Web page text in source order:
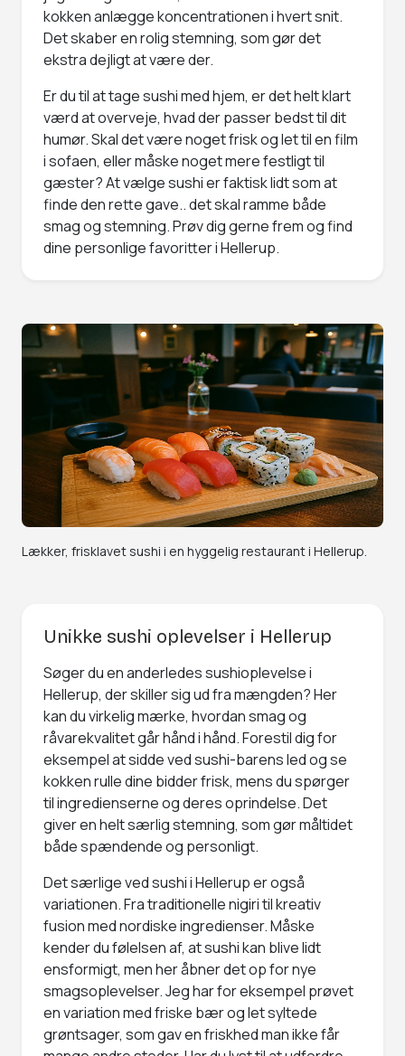
kokken anlægge koncentrationen i hvert snit.
Det skaber en rolig stemning, som gør det
ekstra dejligt at være der.
Er du til at tage sushi med hjem, er det helt klart
værd at overveje, hvad der passer bedst til dit
humør. Skal det være noget frisk og let til en film
i sofaen, eller måske noget mere festligt til
gæster? At vælge sushi er faktisk lidt som at
finde den rette gave.. det skal ramme både
smag og stemning. Prøv dig gerne frem og find
dine personlige favoritter i Hellerup.
Lækker, frisklavet sushi i en hyggelig restaurant i Hellerup.
Unikke sushi oplevelser i Hellerup
Søger du en anderledes sushioplevelse i
Hellerup, der skiller sig ud fra mængden? Her
kan du virkelig mærke, hvordan smag og
råvarekvalitet går hånd i hånd. Forestil dig for
eksempel at sidde ved sushi-barens led og se
kokken rulle dine bidder frisk, mens du spørger
til ingredienserne og deres oprindelse. Det
giver en helt særlig stemning, som gør måltidet
både spændende og personligt.
Det særlige ved sushi i Hellerup er også
variationen. Fra traditionelle nigiri til kreativ
fusion med nordiske ingredienser. Måske
kender du følelsen af, at sushi kan blive lidt
ensformigt, men her åbner det op for nye
smagsoplevelser. Jeg har for eksempel prøvet
en variation med friske bær og let syltede
grøntsager, som gav en friskhed man ikke får